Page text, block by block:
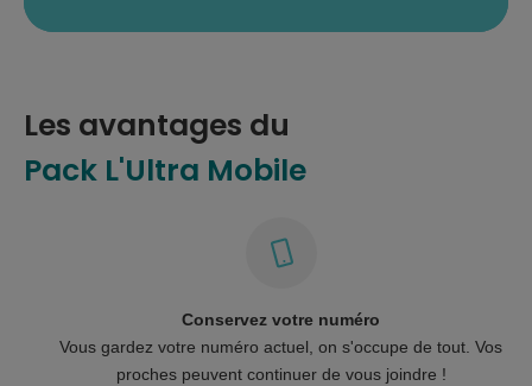
Les avantages du
Pack L'Ultra Mobile
Conservez votre numéro
Vous gardez votre numéro actuel, on s'occupe de tout. Vos
proches peuvent continuer de vous joindre !